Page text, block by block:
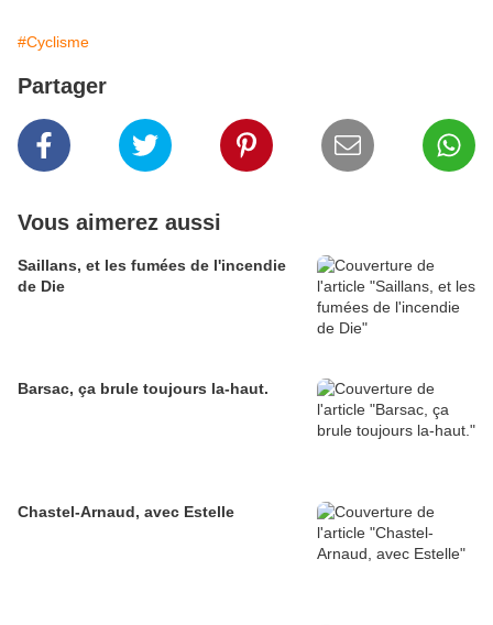
#Cyclisme
Partager
Vous aimerez aussi
Saillans, et les fumées de l'incendie
de Die
Barsac, ça brule toujours la-haut.
Chastel-Arnaud, avec Estelle